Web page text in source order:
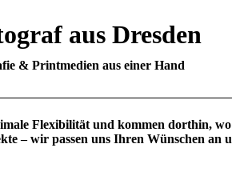
aus Dresden
& Printmedien aus einer Hand
Flexibilität und kommen dorthin,
– wir passen uns Ihren Wünschen an